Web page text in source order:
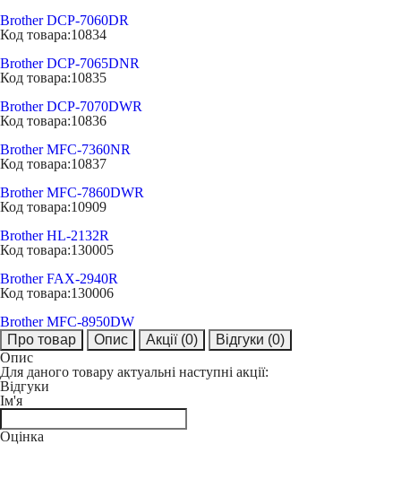
Brother DCP-7060DR
Код товара:10834
Brother DCP-7065DNR
Код товара:10835
Brother DCP-7070DWR
Код товара:10836
Brother MFC-7360NR
Код товара:10837
Brother MFC-7860DWR
Код товара:10909
Brother HL-2132R
Код товара:130005
Brother FAX-2940R
Код товара:130006
Brother MFC-8950DW
Про товар
Опис Акції (0) Відгуки (0)
Опис
Для даного товару актуальні наступні акції:
Відгуки
Ім'я
Оцінка